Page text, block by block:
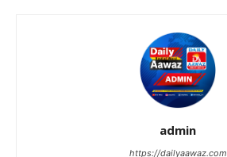
admin
https://dailyaawaz.com